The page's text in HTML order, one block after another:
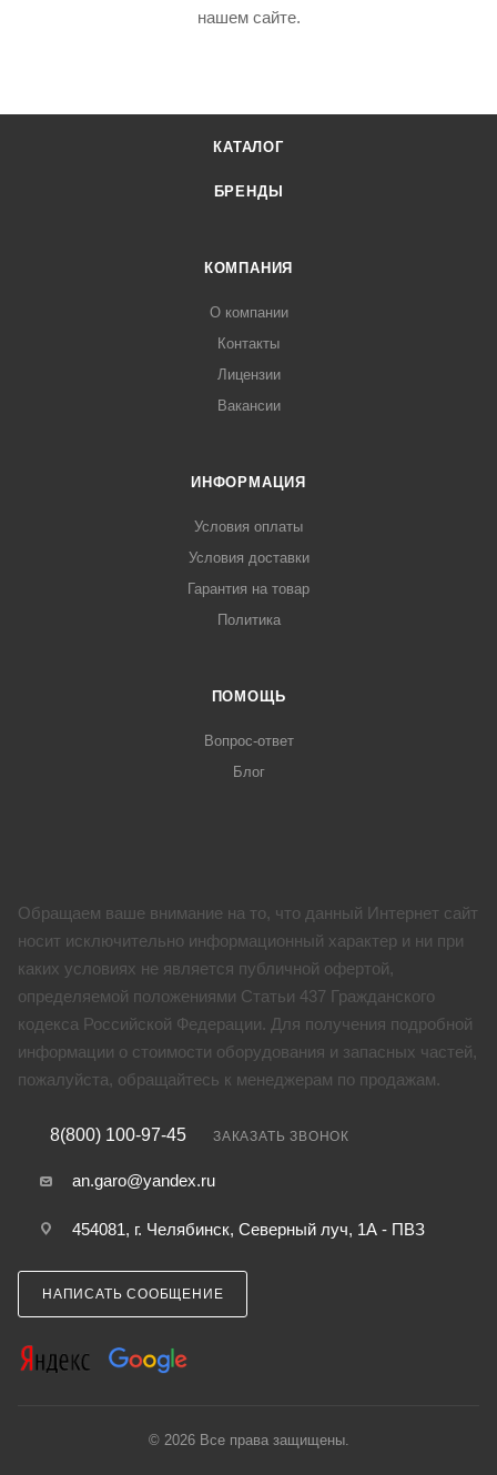
нашем сайте.
КАТАЛОГ
БРЕНДЫ
КОМПАНИЯ
О компании
Контакты
Лицензии
Вакансии
ИНФОРМАЦИЯ
Условия оплаты
Условия доставки
Гарантия на товар
Политика
ПОМОЩЬ
Вопрос-ответ
Блог
Обращаем ваше внимание на то, что данный Интернет сайт
носит исключительно информационный характер и ни при
каких условиях не является публичной офертой,
определяемой положениями Статьи 437 Гражданского
кодекса Российской Федерации. Для получения подробной
информации о стоимости оборудования и запасных частей,
пожалуйста, обращайтесь к менеджерам по продажам.
8(800) 100-97-45 ЗАКАЗАТЬ ЗВОНОК
an.garo@yandex.ru
454081, г. Челябинск, Северный луч, 1А - ПВЗ
НАПИСАТЬ СООБЩЕНИЕ
© 2026 Все права защищены.